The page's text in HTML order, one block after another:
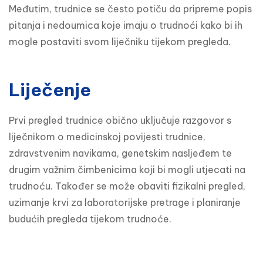
Međutim, trudnice se često potiču da pripreme popis
pitanja i nedoumica koje imaju o trudnoći kako bi ih
mogle postaviti svom liječniku tijekom pregleda.
Liječenje
Prvi pregled trudnice obično uključuje razgovor s
liječnikom o medicinskoj povijesti trudnice,
zdravstvenim navikama, genetskim nasljeđem te
drugim važnim čimbenicima koji bi mogli utjecati na
trudnoću. Također se može obaviti fizikalni pregled,
uzimanje krvi za laboratorijske pretrage i planiranje
budućih pregleda tijekom trudnoće.